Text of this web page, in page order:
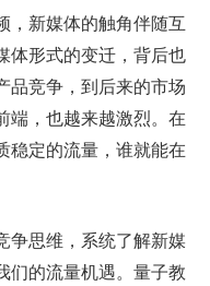
，新媒体的触角伴随互
体形式的变迁，背后也
品竞争，到后来的市场
端，也越来越激烈。在
稳定的流量，谁就能在
争思维，系统了解新媒
们的流量机遇。量子教